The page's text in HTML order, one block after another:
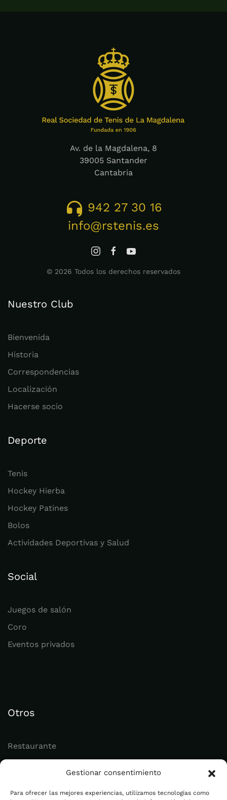
Gestionar consentimiento
Para ofrecer las mejores experiencias, utilizamos tecnologías como
Av. de la Magdalena, 8
39005 Santander
Cantabria
942 27 30 16
info@rstenis.es
© 2026 Todos los derechos reservados
Nuestro Club
Bienvenida
Historia
Correspondencias
Localización
Hacerse socio
Deporte
Tenis
Hockey Hierba
Hockey Patines
Bolos
Actividades Deportivas y Salud
Social
Juegos de salón
Coro
Eventos privados
Otros
Restaurante